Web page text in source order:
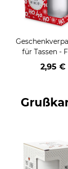
für Tassen -
Weihnachten
HO HO -
2,95 €